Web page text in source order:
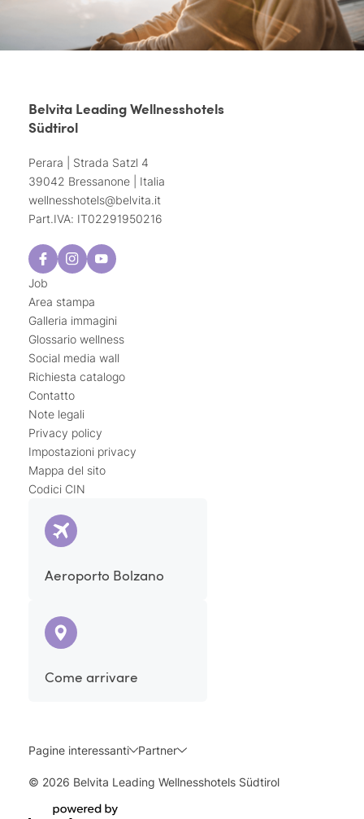
Belvita Leading Wellnesshotels
Südtirol
Perara | Strada Satzl 4
39042 Bressanone | Italia
wellnesshotels@belvita.it
Part.IVA: IT02291950216
Job
Area stampa
Galleria immagini
Glossario wellness
Social media wall
Richiesta catalogo
Contatto
Note legali
Privacy policy
Impostazioni privacy
Mappa del sito
Codici CIN
Aeroporto Bolzano
Come arrivare
Pagine interessanti Partner
© 2026 Belvita Leading Wellnesshotels Südtirol